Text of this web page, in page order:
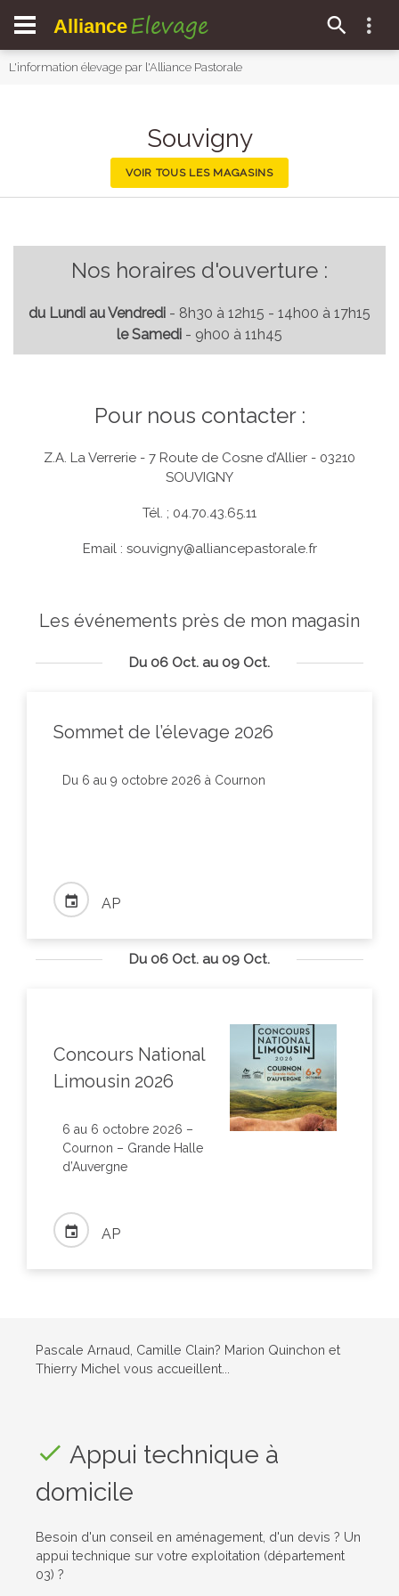
Alliance Elevage
L'information élevage par l'Alliance Pastorale
Souvigny
VOIR TOUS LES MAGASINS
Nos horaires d'ouverture :
du Lundi au Vendredi - 8h30 à 12h15 - 14h00 à 17h15
le Samedi - 9h00 à 11h45
Pour nous contacter :
Z.A. La Verrerie - 7 Route de Cosne d’Allier - 03210
SOUVIGNY
Tél. ; 04.70.43.65.11
Email : souvigny@alliancepastorale.fr
Les événements près de mon magasin
Du 06 Oct. au 09 Oct.
Sommet de l’élevage 2026
Du 6 au 9 octobre 2026 à Cournon
AP
Du 06 Oct. au 09 Oct.
Concours National
Limousin 2026
6 au 6 octobre 2026 –
Cournon – Grande Halle
d’Auvergne
AP
Pascale Arnaud, Camille Clain? Marion Quinchon et
Thierry Michel vous accueillent...
Appui technique à
domicile
Besoin d'un conseil en aménagement, d'un devis ? Un
appui technique sur votre exploitation (département
03) ?